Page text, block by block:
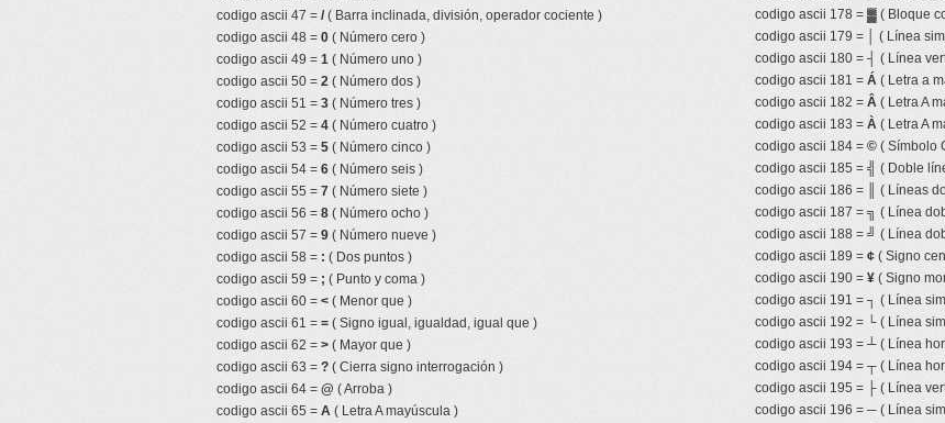
codigo ascii 47 = /( Barra inclinada, división, operador cociente )
codigo ascii 48 = 0 ( Número cero )
codigo ascii 49 = 1 ( Número uno )
codigo ascii 50 = 2 ( Número dos )
codigo ascii 51 = 3 ( Número tres )
codigo ascii 52 = 4 ( Número cuatro )
codigo ascii 53 = 5 ( Número cinco )
codigo ascii 54 = 6 ( Número seis )
codigo ascii 55 = 7 ( Número siete )
codigo ascii 56 = 8 ( Número ocho )
codigo ascii 57 = 9 ( Número nueve )
codigo ascii 58 = : ( Dos puntos )
codigo ascii 59 = ; ( Punto y coma )
codigo ascii 60 = < ( Menor que )
codigo ascii 61 = = ( Signo igual, igualdad, igual que )
codigo ascii 62 = > ( Mayor que )
codigo ascii 63 = ? ( Cierra signo interrogación )
codigo ascii 64 = @ ( Arroba )
codigo ascii 65 = A ( Letra A mayúscula )
codigo ascii 178 = ▓ ( Bloque
codigo ascii 179 =
( Línea
codigo ascii 180 = ┤ ( Línea
codigo ascii 181 = Á ( Letra a
codigo ascii 182 = Â ( Letra A
codigo ascii 183 = À ( Letra A
codigo ascii 184 = © ( Símbolo
codigo ascii 185 = ╣ ( Doble
codigo ascii 186 =
( Líneas
codigo ascii 187 = ╗ ( Línea
codigo ascii 188 = ╝ ( Línea
codigo ascii 189 = ¢ ( Signo
codigo ascii 190 = ¥ ( Signo
codigo ascii 191 = ┐ ( Línea
codigo ascii 192 = └ ( Línea
codigo ascii 193 = ┴ ( Línea
codigo ascii 194 = ┬ ( Línea
codigo ascii 195 = ├ ( Línea
codigo ascii 196 = ─ ( Línea